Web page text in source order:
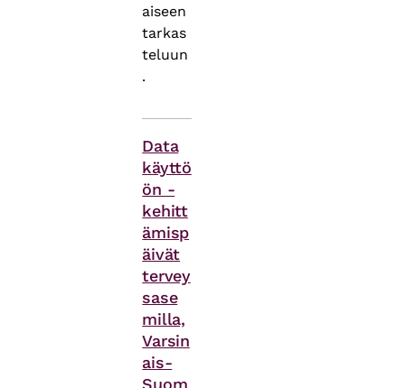
aiseen
tarkas
teluun
.
Data
käyttö
ön -
kehitt
ämisp
äivät
tervey
sase
milla,
Varsin
ais-
Suom